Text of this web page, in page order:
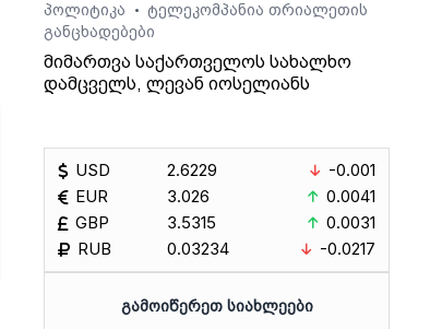
პოლიტიკა
•
ტელეკომპანია თრიალეთის
განცხადებები
მიმართვა საქართველოს სახალხო
დამცველს, ლევან იოსელიანს
USD
EUR
GBP
RUB
2.6229
3.026
3.5315
0.03234
-0.001
0.0041
0.0031
-0.0217
ᲒᲐᲛᲝᲘᲬᲔᲠᲔᲗ ᲡᲘᲐᲮᲚᲔᲔᲑᲘ